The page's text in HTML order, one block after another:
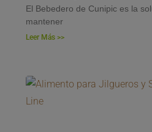
El Bebedero de Cunipic es la
mantener
Leer Más >>